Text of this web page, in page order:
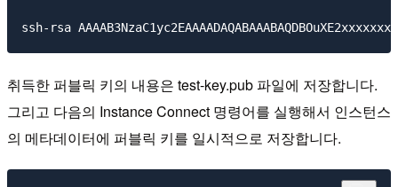
취득한 퍼블릭 키의 내용은 test-key.pub 파일에 저장합니다.
그리고 다음의 Instance Connect 명령어를 실행해서 인스턴스
의 메타데이터에 퍼블릭 키를 일시적으로 저장합니다.